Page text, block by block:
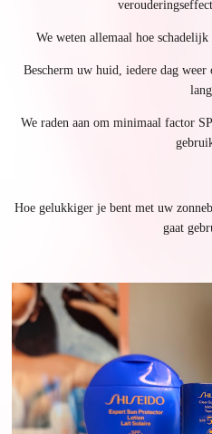
We weten allemaal hoe
Bescherm uw huid, iedere dag
lang.
We raden aan om minimaal factor
Hoe gelukkiger je bent met uw
gaat